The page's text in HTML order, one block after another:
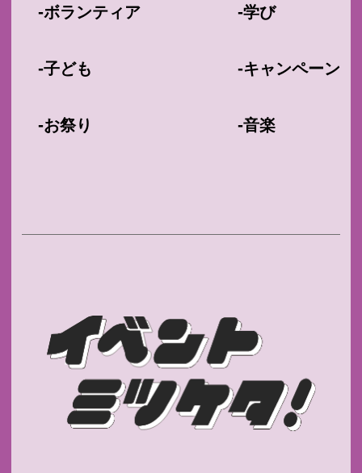
-ボランティア
-子ども
-お祭り
-学び
-キャンペーン
-音楽